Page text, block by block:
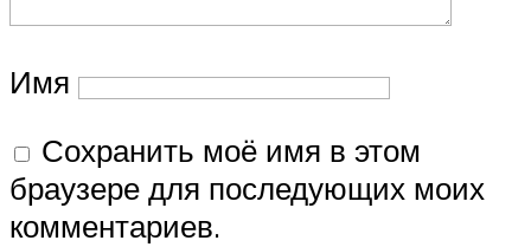
Имя
Сохранить моё имя в этом
браузере для последующих моих
комментариев.